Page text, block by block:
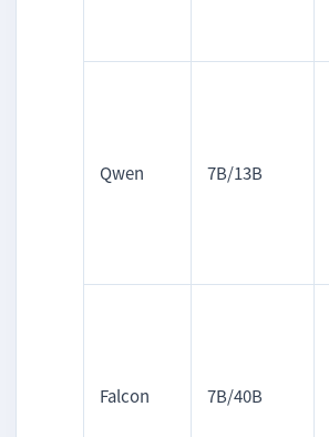
Qwen 7B/13B
Falcon 7B/40B